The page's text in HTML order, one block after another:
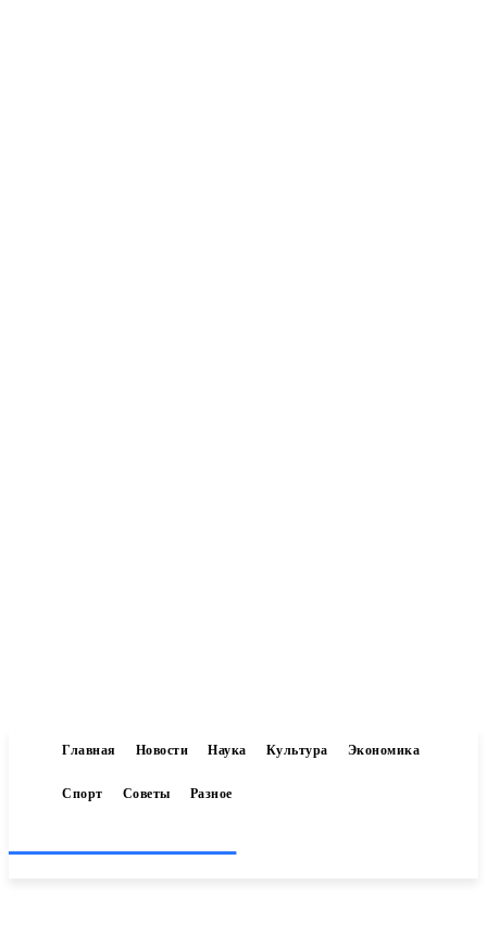
Главная Новости Наука Культура Экономика
Спорт Советы Разное